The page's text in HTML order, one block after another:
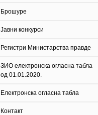
Брошуре
Јавни конкурси
Регистри Министарства правде
ЗИО електронска огласна табла
од 01.01.2020.
Електронска огласна табла
Контакт